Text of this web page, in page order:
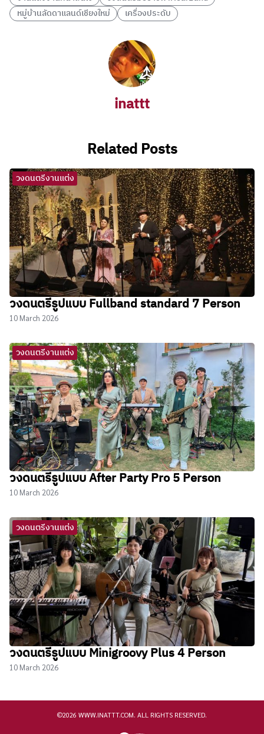
หมู่บ้านลัดดาแลนด์เชียงใหม่
เครื่องประดับ
inattt
Related Posts
วงดนตรีงานแต่ง
วงดนตรีรูปแบบ Fullband standard 7 Person
10 March 2026
วงดนตรีงานแต่ง
วงดนตรีรูปแบบ After Party Pro 5 Person
10 March 2026
วงดนตรีงานแต่ง
วงดนตรีรูปแบบ Minigroovy Plus 4 Person
10 March 2026
©2026 WWW.INATTT.COM. ALL RIGHTS RESERVED.